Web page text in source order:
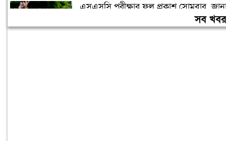
এসএসসি পরীক্ষার ফল প্রকাশ সোমবার,
সব